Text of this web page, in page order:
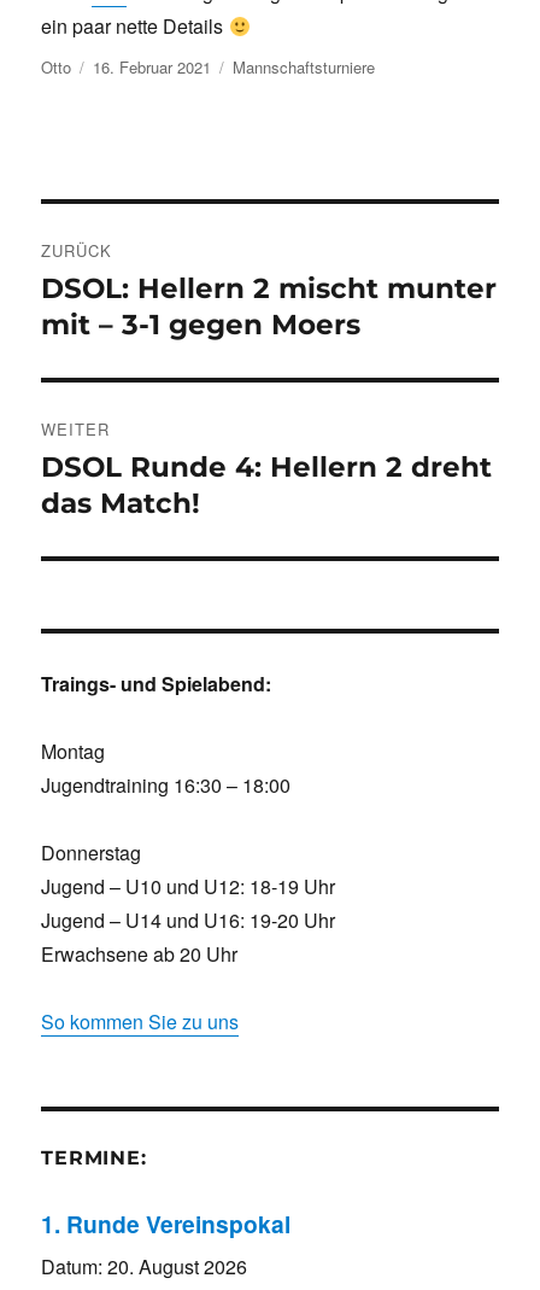
ein paar nette Details
Autor
Otto Veröffentlicht
am
16. Februar 2021 Kategorien
Mannschaftsturniere
ZURÜCK
Vorheriger
Beitrag:
DSOL: Hellern 2 mischt munter
mit – 3-1 gegen Moers
WEITER
Nächster
Beitrag:
DSOL Runde 4: Hellern 2 dreht
das Match!
Traings- und Spielabend:
Montag
Jugendtraining 16:30 – 18:00
Donnerstag
Jugend – U10 und U12: 18-19 Uhr
Jugend – U14 und U16: 19-20 Uhr
Erwachsene ab 20 Uhr
So kommen Sie zu uns
TERMINE:
1. Runde Vereinspokal
Datum:20. August 2026